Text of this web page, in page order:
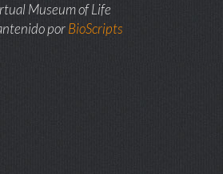
Museum of Life
porBioScripts